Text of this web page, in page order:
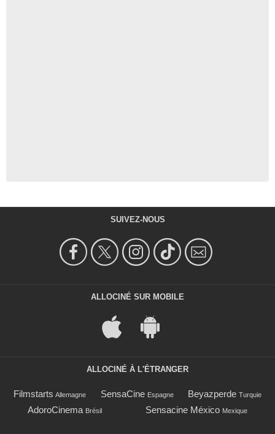
SUIVEZ-NOUS
ALLOCINÉ SUR MOBILE
ALLOCINÉ À L'ÉTRANGER
Filmstarts Allemagne SensaCine Espagne Beyazperde Turquie
AdoroCinema Brésil Sensacine México Mexique